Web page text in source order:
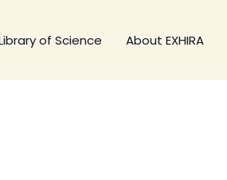
of Science About EXHIRA